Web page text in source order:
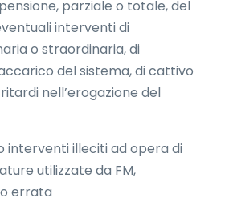
parziale o totale, del
interventi di
o straordinaria, di
del sistema, di cattivo
nell’erogazione del
interventi illeciti ad opera di
utilizzate da FM,
errata